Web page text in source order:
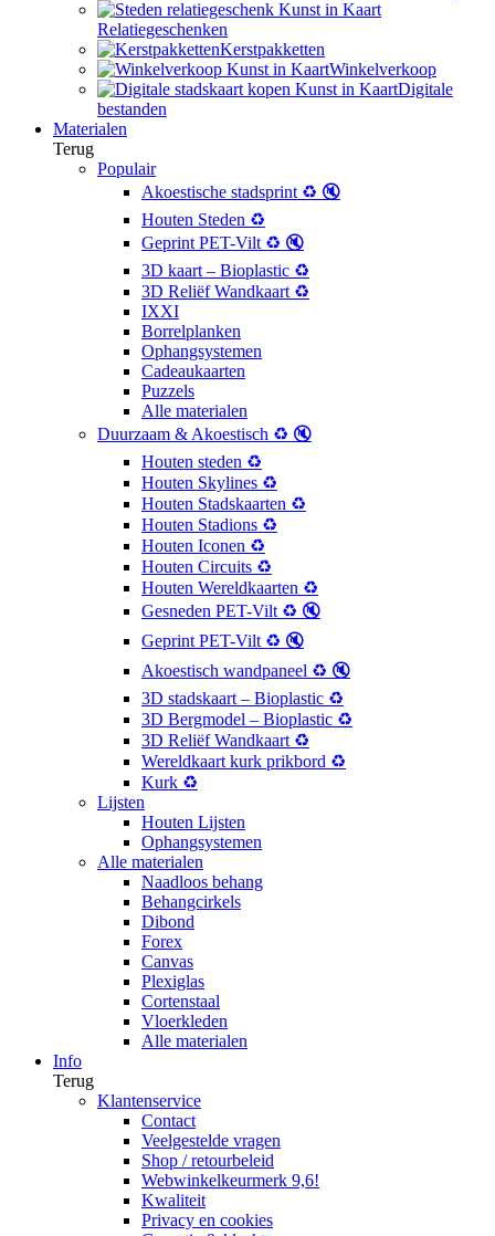
Relatiegeschenken
Kerstpakketten
Winkelverkoop
Digitale
bestanden
Materialen
Terug
Populair
Akoestische stadsprint ♻️ 🔇
Houten Steden ♻️
Geprint PET-Vilt ♻️ 🔇
3D kaart – Bioplastic ♻️
3D Reliëf Wandkaart ♻️
IXXI
Borrelplanken
Ophangsystemen
Cadeaukaarten
Puzzels
Alle materialen
Duurzaam & Akoestisch ♻️ 🔇
Houten steden ♻️
Houten Skylines ♻️
Houten Stadskaarten ♻️
Houten Stadions ♻️
Houten Iconen ♻️
Houten Circuits ♻️
Houten Wereldkaarten ♻️
Gesneden PET-Vilt ♻️ 🔇
Geprint PET-Vilt ♻️ 🔇
Akoestisch wandpaneel ♻️ 🔇
3D stadskaart – Bioplastic ♻️
3D Bergmodel – Bioplastic ♻️
3D Reliëf Wandkaart ♻️
Wereldkaart kurk prikbord ♻️
Kurk ♻️
Lijsten
Houten Lijsten
Ophangsystemen
Alle materialen
Naadloos behang
Behangcirkels
Dibond
Forex
Canvas
Plexiglas
Cortenstaal
Vloerkleden
Alle materialen
Info
Terug
Klantenservice
Contact
Veelgestelde vragen
Shop / retourbeleid
Webwinkelkeurmerk 9,6!
Kwaliteit
Privacy en cookies